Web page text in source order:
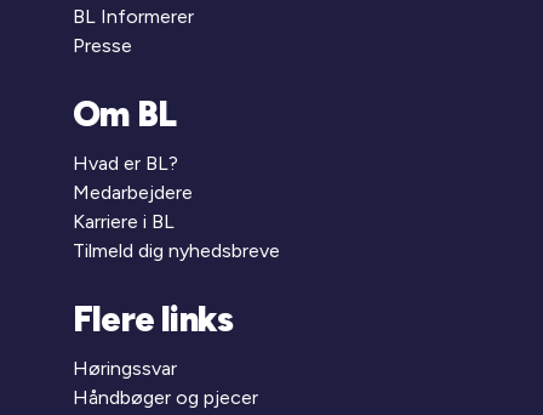
BL Informerer
Presse
Om BL
Hvad er BL?
Medarbejdere
Karriere i BL
Tilmeld dig nyhedsbreve
Flere links
Høringssvar
Håndbøger og pjecer